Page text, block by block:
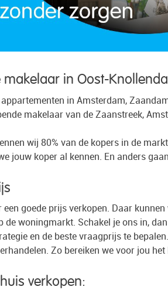
makelaar in Oost-
in Amsterdam,
makelaar van de Zaanstreek,
wij 80% van de kopers in de
jouw koper al kennen. En anders
goede prijs verkopen. Daar
de woningmarkt. Schakel je ons in,
en de beste vraagprijs te
Zo bereiken we voor jou
verkopen: